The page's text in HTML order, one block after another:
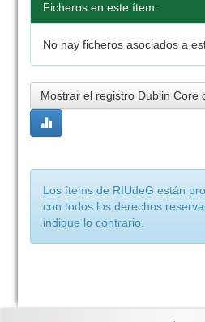
Ficheros en este ítem:
No hay ficheros asociados a
Mostrar el registro Dublin Core
Los ítems de RIUdeG están
con todos los derechos
indique lo contrario.